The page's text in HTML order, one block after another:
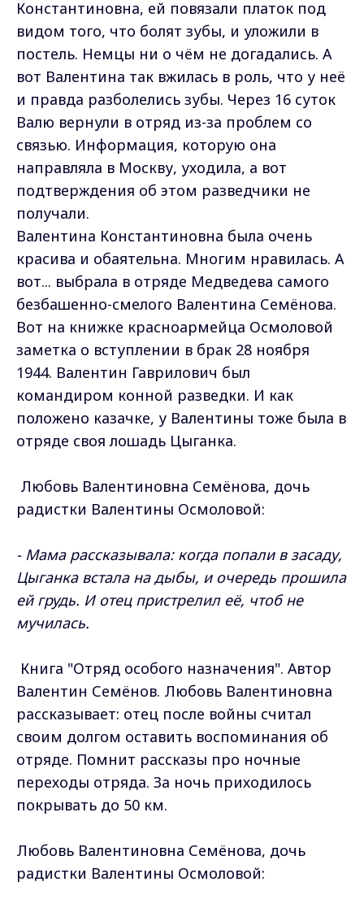
Константиновна, ей повязали платок под
видом того, что болят зубы, и уложили в
постель. Немцы ни о чём не догадались. А
вот Валентина так вжилась в роль, что у неё
и правда разболелись зубы. Через 16 суток
Валю вернули в отряд из-за проблем со
связью. Информация, которую она
направляла в Москву, уходила, а вот
подтверждения об этом разведчики не
получали.
Валентина Константиновна была очень
красива и обаятельна. Многим нравилась. А
вот... выбрала в отряде Медведева самого
безбашенно-смелого Валентина Семёнова.
Вот на книжке красноармейца Осмоловой
заметка о вступлении в брак 28 ноября
1944. Валентин Гаврилович был
командиром конной разведки. И как
положено казачке, у Валентины тоже была в
отряде своя лошадь Цыганка.
Любовь Валентиновна Семёнова, дочь
радистки Валентины Осмоловой:
- Мама рассказывала: когда попали в засаду,
Цыганка встала на дыбы, и очередь прошила
ей грудь. И отец пристрелил её, чтоб не
мучилась.
Книга "Отряд особого назначения". Автор
Валентин Семёнов. Любовь Валентиновна
рассказывает: отец после войны считал
своим долгом оставить воспоминания об
отряде. Помнит рассказы про ночные
переходы отряда. За ночь приходилось
покрывать до 50 км.
Любовь Валентиновна Семёнова, дочь
радистки Валентины Осмоловой: